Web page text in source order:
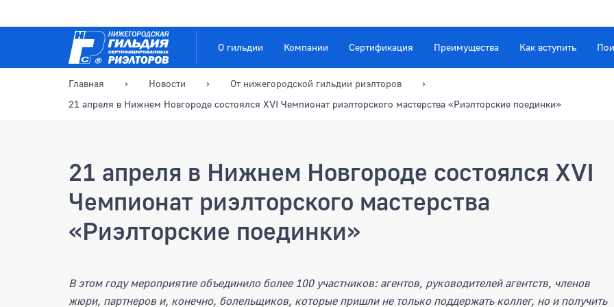
О гильдии Компании Сертификация Преимущества Как вступить
Главная Новости
От нижегородской гильдии риэлторов
21 апреля в Нижнем Новгороде состоялся XVI Чемпионат риэлторского мастерства «Риэлторские поединки»
21 апреля в Нижнем Новгороде состоялся XVI
Чемпионат риэлторского мастерства
«Риэлторские поединки»
21 апреля в Нижнем Новгороде состоялся XVI
В этом году мероприятие объединило более 100 участников: агентов, руководителей агентств, членов
жюри, партнеров и, конечно, болельщиков, которые пришли не только поддержать коллег, но и получить